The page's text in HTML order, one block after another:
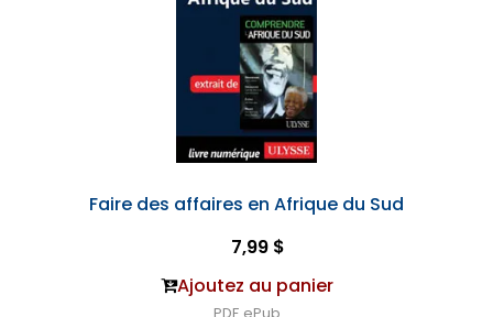
Faire des affaires en Afrique du Sud
7,99 $
Ajoutez au panier